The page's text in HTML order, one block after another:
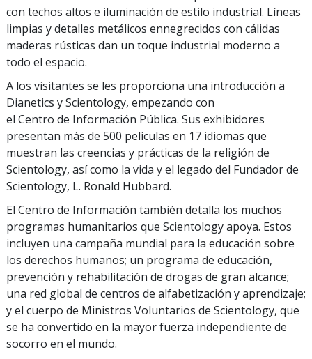
con techos altos e iluminación de estilo industrial. Líneas
limpias y detalles metálicos ennegrecidos con cálidas
maderas rústicas dan un toque industrial moderno a
todo el espacio.
A los visitantes se les proporciona una introducción a
Dianetics y Scientology, empezando con
el Centro de Información Pública. Sus exhibidores
presentan más de 500 películas en 17 idiomas que
muestran las creencias y prácticas de la religión de
Scientology, así como la vida y el legado del Fundador de
Scientology, L. Ronald Hubbard.
El Centro de Información también detalla los muchos
programas humanitarios que Scientology apoya. Estos
incluyen una campaña mundial para la educación sobre
los derechos humanos; un programa de educación,
prevención y rehabilitación de drogas de gran alcance;
una red global de centros de alfabetización y aprendizaje;
y el cuerpo de Ministros Voluntarios de Scientology, que
se ha convertido en la mayor fuerza independiente de
socorro en el mundo.